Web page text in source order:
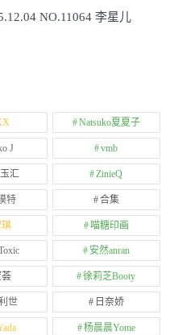
NO.11064 李星儿
Natsuko夏夏子
J vmb
汇 ZinieQ
特 合集
琪 喵糖印画
安然anran
徐莉芝Booty
世 日奈娇
杨晨晨Yome